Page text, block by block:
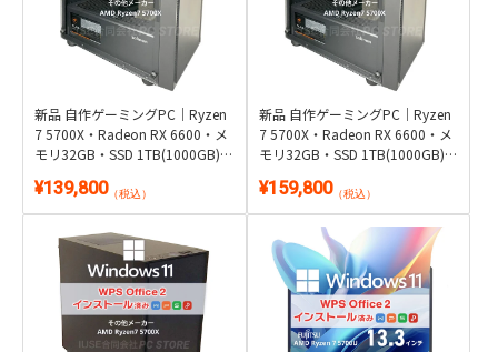
新品 自作ゲーミングPC｜Ryzen
7 5700X・Radeon RX 6600・メ
モリ32GB・SSD 1TB(1000GB)｜
¥139,800（税込）
新品 自作ゲーミングPC｜Ryzen
7 5700X・Radeon RX 6600・メ
モリ32GB・SSD 1TB(1000GB)｜
2024付き
¥159,800（税込）